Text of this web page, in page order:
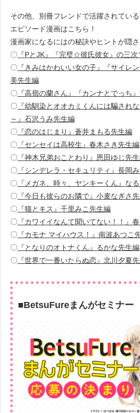
その他、別冊フレンドで活躍されてい
エピソード漫画はこちら！
漫画家になるにはの秘訣やヒントが隠
〇 『PとJK』『完璧☆彼氏彼女』の三
〇 『きみはかわいい女の子』『サイレ
美先生編
〇 『高嶺の蘭さん』『カンナとでっち
〇 『幼馴染とオオカミくんには騙され
～』石沢うみ先生編
〇 『恋のはじまり』蒼井まもる先生編
〇 『センセイは高校生』春木さき先生編
〇 『神木兄弟おことわり』恩田ゆじ先
〇 『シンデレラ・セキュリティ』長岡
〇 『メガネ、時々、ヤンキーくん』な
〇 『今日も彼らのお隣で』小麦なぎさ
〇 『猫とキス』千里みこ先生編
〇 『カワイイなんて聞いてない！！』
〇 『カモナ マイハウス！』南波あつこ
〇 『となりのオトナくん』るかな先生編
〇 『世界で一番いたらぬ恋』北川夕夏
■BetsuFureまんがセミナー